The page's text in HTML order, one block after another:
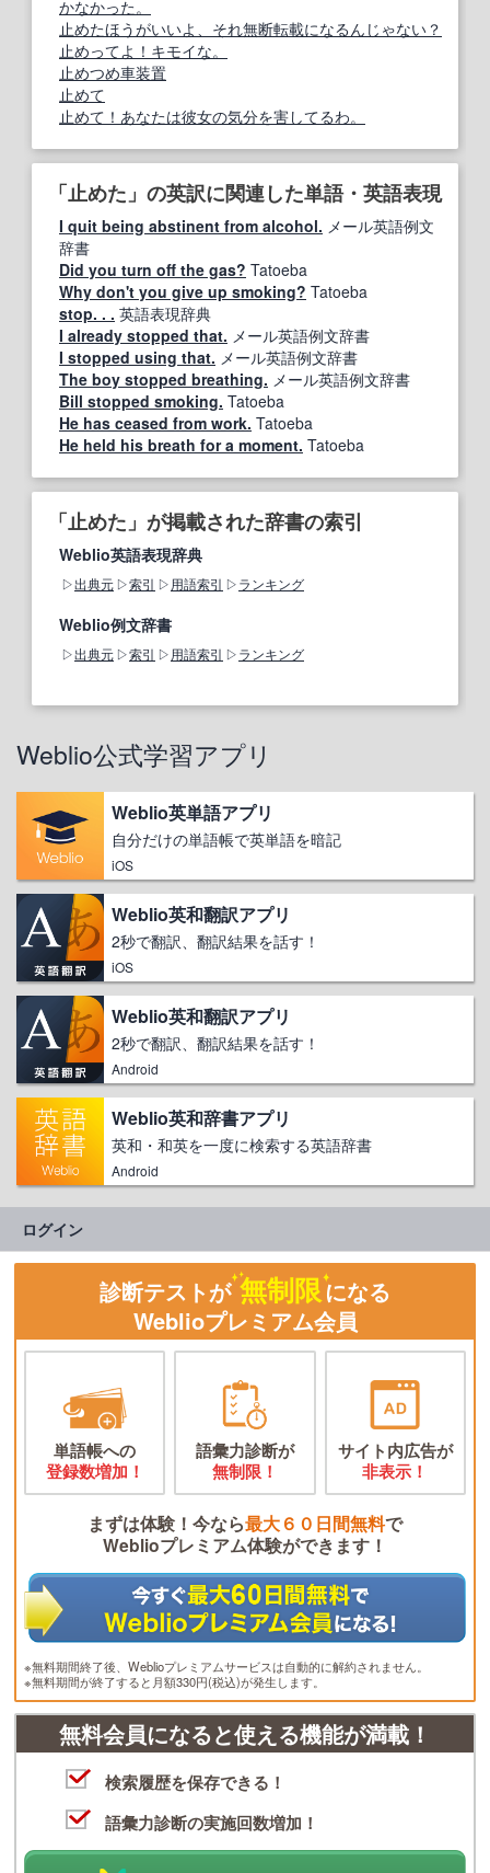
かなかった。
止めたほうがいいよ、それ無断転載になるんじゃない？
止めってよ！キモイな。
止めつめ車装置
止めて
止めて！あなたは彼女の気分を害してるわ。
「止めた」の英訳に関連した単語・英語表現
I quit being abstinent from alcohol. メール英語例文
辞書
Did you turn off the gas? Tatoeba
Why don't you give up smoking? Tatoeba
stop. . . 英語表現辞典
I already stopped that. メール英語例文辞書
I stopped using that. メール英語例文辞書
The boy stopped breathing. メール英語例文辞書
Bill stopped smoking. Tatoeba
He has ceased from work. Tatoeba
He held his breath for a moment. Tatoeba
「止めた」が掲載された辞書の索引
Weblio英語表現辞典
出典元 索引 用語索引 ランキング
Weblio例文辞書
出典元 索引 用語索引 ランキング
Weblio公式学習アプリ
Weblio英単語アプリ
自分だけの単語帳で英単語を暗記
iOS
Weblio英和翻訳アプリ
2秒で翻訳、翻訳結果を話す！
iOS
Weblio英和翻訳アプリ
2秒で翻訳、翻訳結果を話す！
Android
Weblio英和辞書アプリ
英和・和英を一度に検索する英語辞書
Android
ログイン
診断テストが 無制限になる
Weblioプレミアム会員
単語帳への
登録数増加！
語彙力診断が
無制限！
サイト内広告が
非表示！
まずは体験！今なら最大６０日間無料で
Weblioプレミアム体験ができます！
※無料期間終了後、Weblioプレミアムサービスは自動的に解約されません。
※無料期間が終了すると月額330円(税込)が発生します。
無料会員になると使える機能が満載！
検索履歴を保存できる！
語彙力診断の実施回数増加！